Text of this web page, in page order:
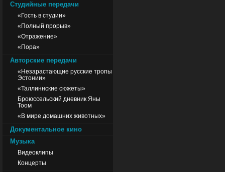
Студийные передачи
«Гость в студии»
«Полный прорыв»
«Отражение»
«Пора»
Авторские передачи
«Незарастающие русские тропы
Эстонии»
«Таллиннские сюжеты»
Броюссельский дневник Яны
Тоом
«В мире домашних животных»
Документальное кино
Музыка
Видеоклипы
Концерты